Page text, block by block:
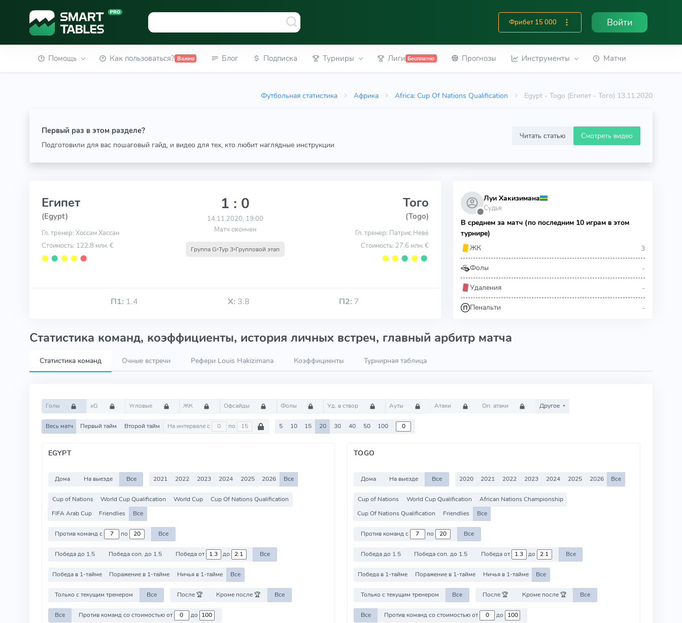
Фрибет 15 000 Войти
Помощь Как пользоваться? Важно Блог Подписка Турниры Лиги Бесплатно Прогнозы Инструменты Матчи
Футбольная статистика Африка Africa: Cup Of Nations Qualification Egypt - Togo (Египет - Того) 13.11.2020
Первый раз в этом разделе?
Подготовили для вас пошаговый гайд, и видео для тех, кто любит наглядные инструкции
Читать статью Смотреть видео
Египет
(Egypt)
Гл. тренер: Хоссам Хассан
Стоимость: 122.8 млн. €
⬤ ⬤ ⬤ ⬤ ⬤
1 : 0
14.11.2020, 19:00
Матч окончен
Группа G Тур 3 Групповой этап
Того
(Togo)
Гл. тренер: Патрис Невё
Стоимость: 27.6 млн. €
⬤ ⬤ ⬤ ⬤ ⬤
П1: 1.4 Х: 3.8 П2: 7
⬤
Луи Хакизимана
Судья
В среднем за матч (по последним 10 играм в этом
турнире)
ЖК
3
Фолы -
Удаления -
Пенальти -
Статистика команд, коэффициенты, история личных встреч, главный арбитр матча
Статистика команд Очные встречи Рефери Louis Hakizimana Коэффициенты Турнирная таблица
Голы xG Угловые ЖК Офсайды Фолы Уд. в створ Ауты Атаки Оп. атаки Другое
Весь матч Первый тайм Второй тайм На интервале с по 5 10 15 20 30 40 50 100
EGYPT
Дома На выезде Все 2021 2022 2023 2024 2025 2026 Все
Cup of Nations World Cup Qualification World Cup
Cup Of Nations Qualification
FIFA Arab Cup
Friendlies Все
Против команд с по Все
Победа до 1.5 Победа соп. до 1.5 Победа от до Все
Победа в 1-тайме Поражение в 1-тайме Ничья в 1-тайме Все
Только с текущим тренером Все После 🏆 Кроме после 🏆 Все
Все Против команд со стоимостью от до
TOGO
Дома На выезде Все 2020 2021 2022 2023 2024 2025 2026 Все
Cup of Nations World Cup Qualification
African Nations Championship
Cup Of Nations Qualification
Friendlies Все
Против команд с по Все
Победа до 1.5 Победа соп. до 1.5 Победа от до Все
Победа в 1-тайме Поражение в 1-тайме Ничья в 1-тайме Все
Только с текущим тренером Все После 🏆 Кроме после 🏆 Все
Все Против команд со стоимостью от до